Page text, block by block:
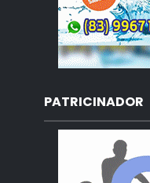
PATRICINADOR